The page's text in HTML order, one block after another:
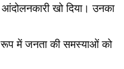
खो दिया। उनका
रूप में जनता की समस्याओं को